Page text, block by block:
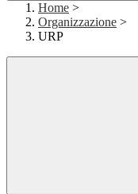
Home >
Organizzazione >
URP